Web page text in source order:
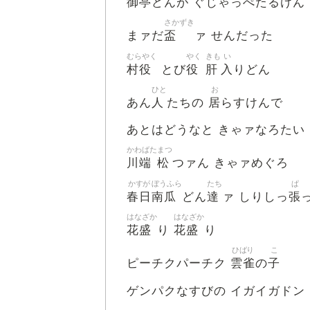
どんが ぐじゃっぺたるけん
まァだ盃
さかずき
ァ せんだった
村役
むらやく
とび役
やく
肝
きも
入
い
りどん
あん 人
ひと
たちの 居
お
らすけんで
あとはどうなと きゃァなろたい
川端
かわばた
松
まつ
つァん きゃァめぐろ
春日
かすが
南瓜
ぼうふら
どん達
たち
ァ しりしっ張
ぱ
花盛
はなざか
り 花盛
はなざか
り
ピーチクパーチク 雲雀
ひばり
の子
こ
ゲンパクなすびの イガイガドン